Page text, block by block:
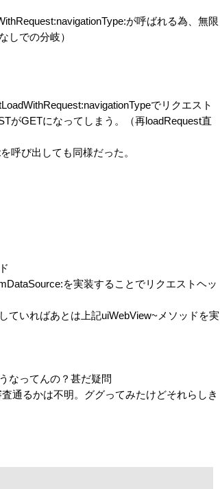
が呼ばれる為、無限
しでの分岐）
でリクエスト
がGETになってしまう。（再loadRequest直
呼び出しても同様だった。
を実装することでリクエストヘッ
ていればあとは上記uiWebView~メソッドを実
なってんの？甚だ疑問
通るかは不明。ググってみたけどそれらしき